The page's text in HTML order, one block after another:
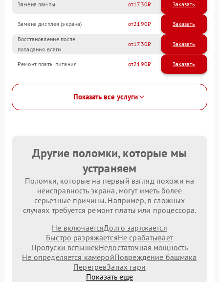
Замена лампы 1730
Замена дисплея (экрана) 2190
Восстановление после
попадания влаги
1730
Ремонт платы питания 2190
Показать все услуги
Другие поломки, которые мы
устраняем
Поломки, которые на первый взгляд похожи на
неисправность экрана, могут иметь более
серьезные причины. Например, в сложных
случаях требуется ремонт платы или процессора.
Не включаетсяДолго заряжается
Быстро разряжаетсяНе срабатывает
Пропуски вспышекНедостаточная мощность
Не определяется камеройПовреждение башмака
ПерегревЗапах гари
Показать еще